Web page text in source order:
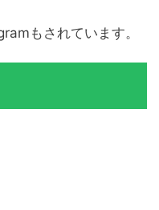
もされています。